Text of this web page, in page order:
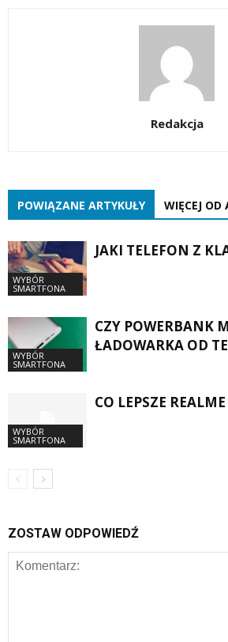
Redakcja
POWIĄZANE ARTYKUŁY WIĘCEJ OD
WYBÓR
SMARTFONA
JAKI TELEFON Z
WYBÓR
SMARTFONA
CZY POWERBANK
ŁADOWARKA OD
WYBÓR
SMARTFONA
CO LEPSZE
ZOSTAW ODPOWIEDŹ